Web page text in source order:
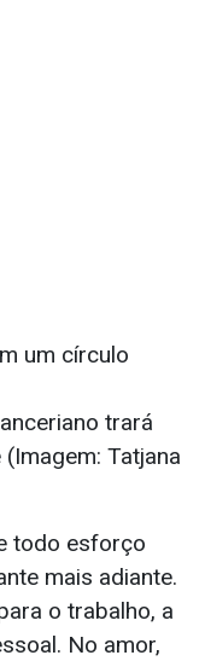
trará
Tatjana
todo esforço
mais adiante.
o trabalho, a
No amor,